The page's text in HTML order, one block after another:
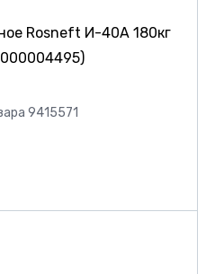
Rosneft И-40А 180кг
9415571